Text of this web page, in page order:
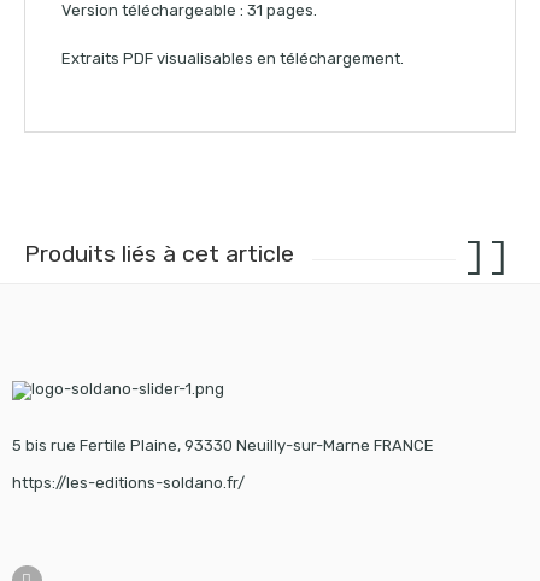
Version téléchargeable : 31 pages.
Extraits PDF visualisables en téléchargement.
Produits liés à cet article
5 bis rue Fertile Plaine, 93330 Neuilly-sur-Marne FRANCE
https://les-editions-soldano.fr/